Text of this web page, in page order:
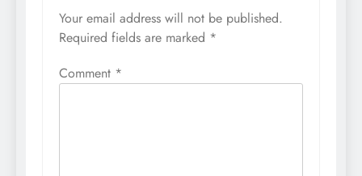
Your email address will not be published.
Required fields are marked *
Comment *